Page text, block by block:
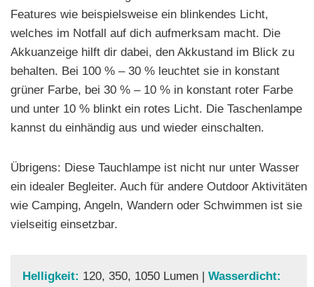
Features wie beispielsweise ein blinkendes Licht,
welches im Notfall auf dich aufmerksam macht. Die
Akkuanzeige hilft dir dabei, den Akkustand im Blick zu
behalten. Bei 100 % – 30 % leuchtet sie in konstant
grüner Farbe, bei 30 % – 10 % in konstant roter Farbe
und unter 10 % blinkt ein rotes Licht. Die Taschenlampe
kannst du einhändig aus und wieder einschalten.
Übrigens: Diese Tauchlampe ist nicht nur unter Wasser
ein idealer Begleiter. Auch für andere Outdoor Aktivitäten
wie Camping, Angeln, Wandern oder Schwimmen ist sie
vielseitig einsetzbar.
Helligkeit: 120, 350, 1050 Lumen | Wasserdicht: